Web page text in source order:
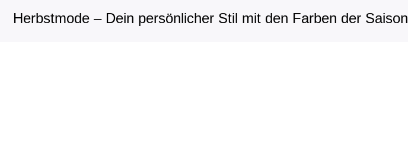
Herbstmode – Dein persönlicher Stil mit den Farben der Saison